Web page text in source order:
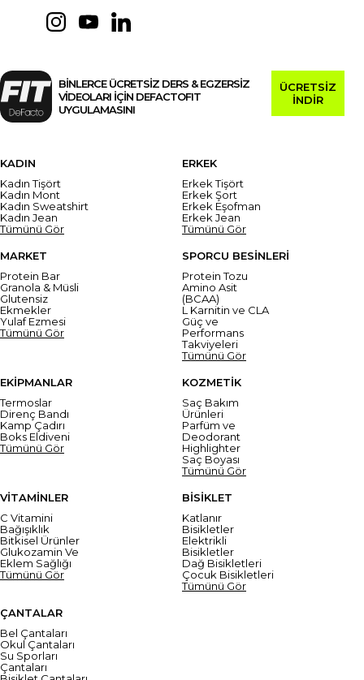
BİNLERCE ÜCRETSİZ DERS & EGZERSİZ
VİDEOLARI İÇİN DEFACTOFIT
UYGULAMASINI
ÜCRETSİZ
İNDİR
KADIN
Kadın Tişört
Kadın Mont
Kadın Sweatshirt
Kadın Jean
Tümünü Gör
ERKEK
Erkek Tişört
Erkek Şort
Erkek Eşofman
Erkek Jean
Tümünü Gör
MARKET
Protein Bar
Granola & Müsli
Glutensiz
Ekmekler
Yulaf Ezmesi
Tümünü Gör
SPORCU BESİNLERİ
Protein Tozu
Amino Asit
(BCAA)
L Karnitin ve CLA
Güç ve
Performans
Takviyeleri
Tümünü Gör
EKİPMANLAR
Termoslar
Direnç Bandı
Kamp Çadırı
Boks Eldiveni
Tümünü Gör
KOZMETİK
Saç Bakım
Ürünleri
Parfüm ve
Deodorant
Highlighter
Saç Boyası
Tümünü Gör
VİTAMİNLER
C Vitamini
Bağışıklık
Bitkisel Ürünler
Glukozamin Ve
Eklem Sağlığı
Tümünü Gör
BİSİKLET
Katlanır
Bisikletler
Elektrikli
Bisikletler
Dağ Bisikletleri
Çocuk Bisikletleri
Tümünü Gör
ÇANTALAR
Bel Çantaları
Okul Çantaları
Su Sporları
Çantaları